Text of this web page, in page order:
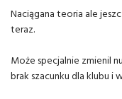
Naciągana teoria ale
teraz.
Może specjalnie zmienil
brak szacunku dla klubu i